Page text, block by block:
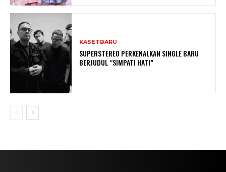
KASETBARU
SUPERSTEREO PERKENALKAN SINGLE BARU
BERJUDUL “SIMPATI HATI”